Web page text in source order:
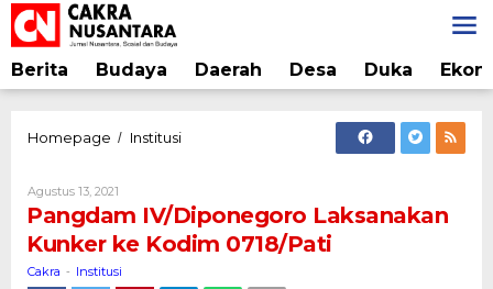
Lewati
ke
konten
Berita Budaya Daerah Desa Duka
Homepage / InstitusiPangdam
Kunker
ke
Kodim
Agustus 13, 2021
Cakra
Pangdam IV/Diponegoro Laksanakan
Kunker ke Kodim 0718/Pati
Cakra - Institusi